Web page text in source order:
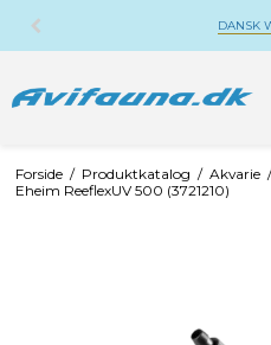
DANSK WEBSHOP
Forside / Produktkatalog / Akvarie /
Eheim ReeflexUV 500 (3721210)